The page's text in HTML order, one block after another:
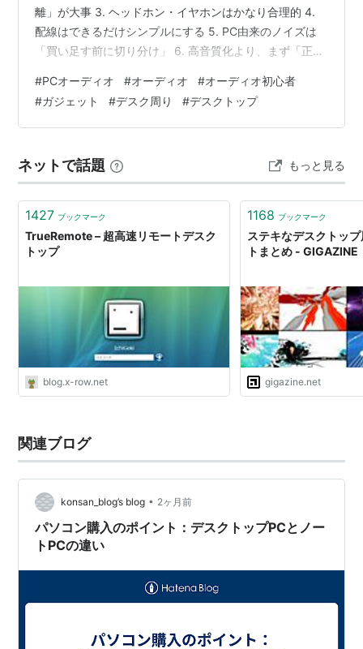
離」が大事 3. ヘッドホン・イヤホンはかなり合理的 4.
配線はできるだけシンプルにする 5. PC由来のノイズは
「買い足す前に切り分け」 6. 高音質化より、まず「正し
ない近道 私のデスクトップ環境 初心者が最初に意識した
いこと ここまでの記事でPCオーディオ初心者の私が機材
を購入、設置、設定までおこなって感じたことをまとめ
広々しているとか、初心者ではない方や、すでに機材を
お持…
#PCオーディオ #オーディオ #オーディオ初心者
#ガジェット #デスク周り #デスクトップ
ネットで話題 もっと見る
1427 ブックマーク
TrueRemote – 超高速リモートデスク
トップ
blog.x-row.net
1168 ブックマーク
ステキなデスクトッ
トまとめ - GIGAZINE
gigazine.net
関連ブログ
konsan_blog’s blog • 2ヶ月前
パソコン購入のポイント：デスクトップPCとノー
トPCの違い